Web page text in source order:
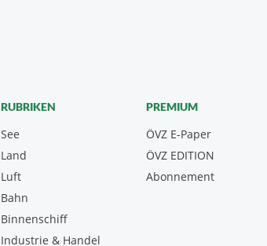
RUBRIKEN
See
Land
Luft
Bahn
Binnenschiff
Industrie & Handel
PREMIUM
ÖVZ E-Paper
Abonnement
ÖVZ EDITION